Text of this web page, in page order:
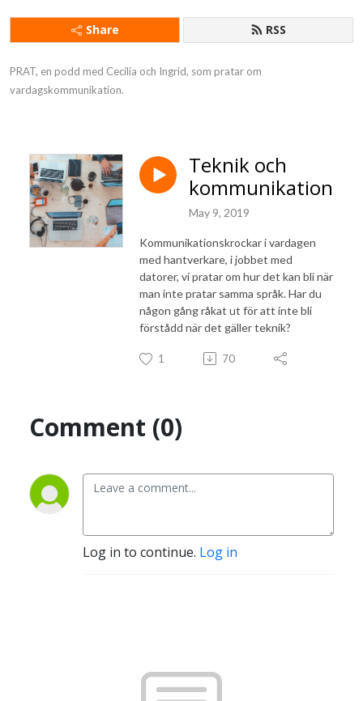
Share RSS
PRAT, en podd med Cecilia och Ingrid, som pratar om
vardagskommunikation.
Teknik och
kommunikation
May 9, 2019
Kommunikationskrockar i vardagen
med hantverkare, i jobbet med
datorer, vi pratar om hur det kan bli när
man inte pratar samma språk. Har du
någon gång råkat ut för att inte bli
förstådd när det gäller teknik?
1 70
Comment (0)
Log in to continue. Log in